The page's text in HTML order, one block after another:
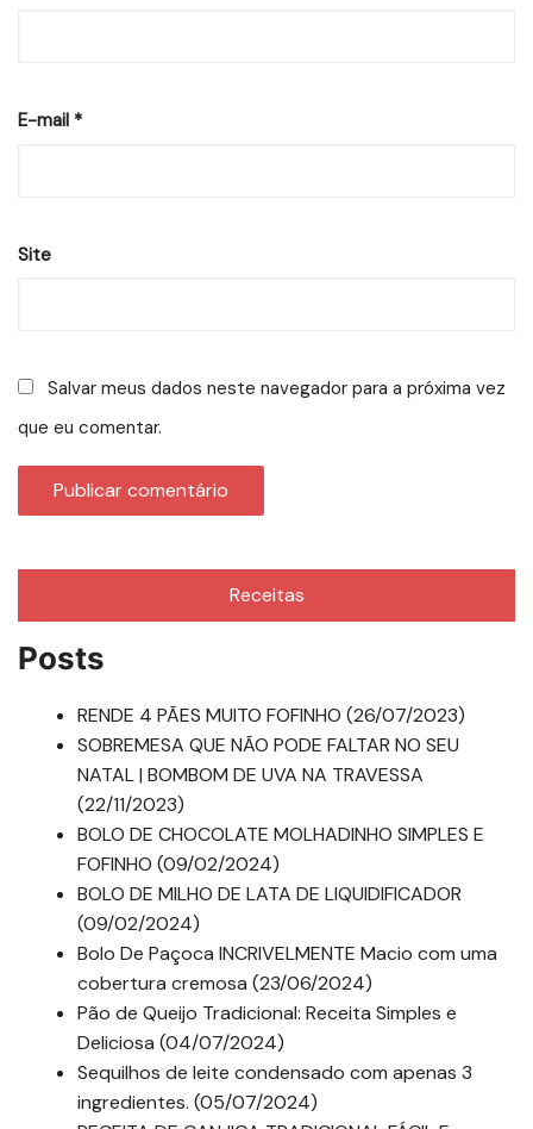
E-mail *
Site
Salvar meus dados neste navegador para a próxima vez
que eu comentar.
Receitas
Posts
RENDE 4 PÃES MUITO FOFINHO (26/07/2023)
SOBREMESA QUE NÃO PODE FALTAR NO SEU
NATAL | BOMBOM DE UVA NA TRAVESSA
(22/11/2023)
BOLO DE CHOCOLATE MOLHADINHO SIMPLES E
FOFINHO (09/02/2024)
BOLO DE MILHO DE LATA DE LIQUIDIFICADOR
(09/02/2024)
Bolo De Paçoca INCRIVELMENTE Macio com uma
cobertura cremosa (23/06/2024)
Pão de Queijo Tradicional: Receita Simples e
Deliciosa (04/07/2024)
Sequilhos de leite condensado com apenas 3
ingredientes. (05/07/2024)